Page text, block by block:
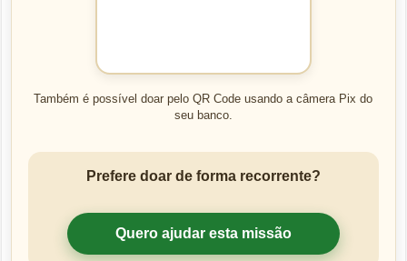
Também é possível doar pelo QR Code usando a câmera Pix do
seu banco.
Prefere doar de forma recorrente?
Quero ajudar esta missão